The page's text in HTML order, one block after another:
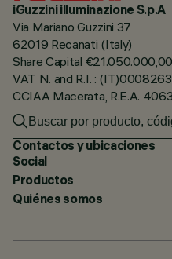
iGuzzini illuminazione S.p.A
Via Mariano Guzzini 37
62019 Recanati (Italy)
Share Capital €21.050.000,00
VAT N. and R.I. :
CCIAA Macerata, R.E.A.
Contactos y ubicaciones
Social
Productos
Quiénes somos